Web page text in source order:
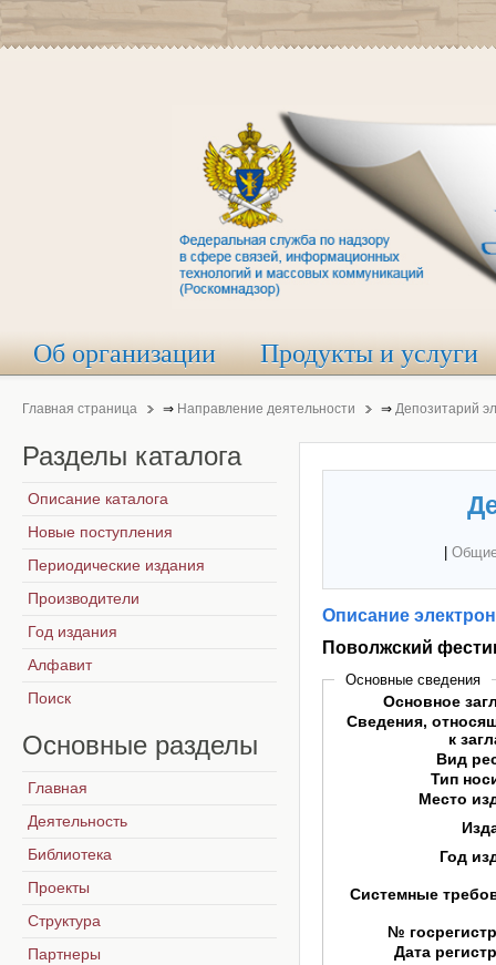
Об организации Продукты и услуги
Главная страница ⇒ Направление деятельности ⇒ Депозитарий
Описание
Поволжский
Основные сведения
Основное
Сведения,
к
Вид
Тип
Место
Год
Системные
№
Дата
Разделы каталога
Описание каталога
Новые поступления
Периодические издания
Производители
Год издания
Алфавит
Поиск
Основные разделы
Главная
Деятельность
Библиотека
Проекты
Структура
Партнеры